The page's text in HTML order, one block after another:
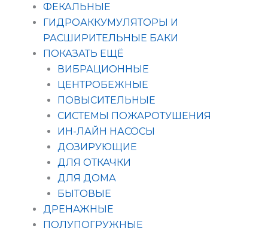
ФЕКАЛЬНЫЕ
ГИДРОАККУМУЛЯТОРЫ И
РАСШИРИТЕЛЬНЫЕ БАКИ
ПОКАЗАТЬ ЕЩЁ
ВИБРАЦИОННЫЕ
ЦЕНТРОБЕЖНЫЕ
ПОВЫСИТЕЛЬНЫЕ
СИСТЕМЫ ПОЖАРОТУШЕНИЯ
ИН-ЛАЙН НАСОСЫ
ДОЗИРУЮЩИЕ
ДЛЯ ОТКАЧКИ
ДЛЯ ДОМА
БЫТОВЫЕ
ДРЕНАЖНЫЕ
ПОЛУПОГРУЖНЫЕ